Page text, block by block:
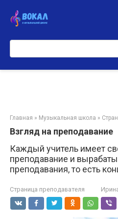
контенту
Поиск:
Главная » Музыкальная школа »
Взгляд на преподавание
Каждый учитель имеет
преподавание и
преподавания, то есть
Страница преподавателя